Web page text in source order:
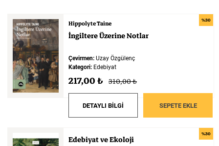
%30
Hippolyte Taine
İngiltereÜzerineNotlar
Çevirmen: Uzay Özgülenç
Kategori: Edebiyat
217,00 ₺ 310,00 ₺
DETAYLI BİLGİ SEPETE EKLE
%30
EdebiyatveEkoloji